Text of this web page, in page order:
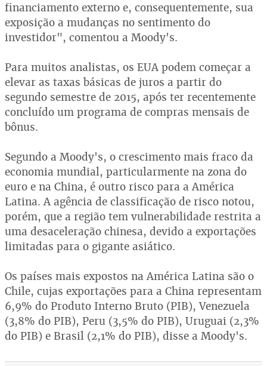
financiamento externo e, consequentemente, sua
exposição a mudanças no sentimento do
investidor", comentou a Moody's.
Para muitos analistas, os EUA podem começar a
elevar as taxas básicas de juros a partir do
segundo semestre de 2015, após ter recentemente
concluído um programa de compras mensais de
bônus.
Segundo a Moody's, o crescimento mais fraco da
economia mundial, particularmente na zona do
euro e na China, é outro risco para a América
Latina. A agência de classificação de risco notou,
porém, que a região tem vulnerabilidade restrita a
uma desaceleração chinesa, devido a exportações
limitadas para o gigante asiático.
Os países mais expostos na América Latina são o
Chile, cujas exportações para a China representam
6,9% do Produto Interno Bruto (PIB), Venezuela
(3,8% do PIB), Peru (3,5% do PIB), Uruguai (2,3%
do PIB) e Brasil (2,1% do PIB), disse a Moody's.